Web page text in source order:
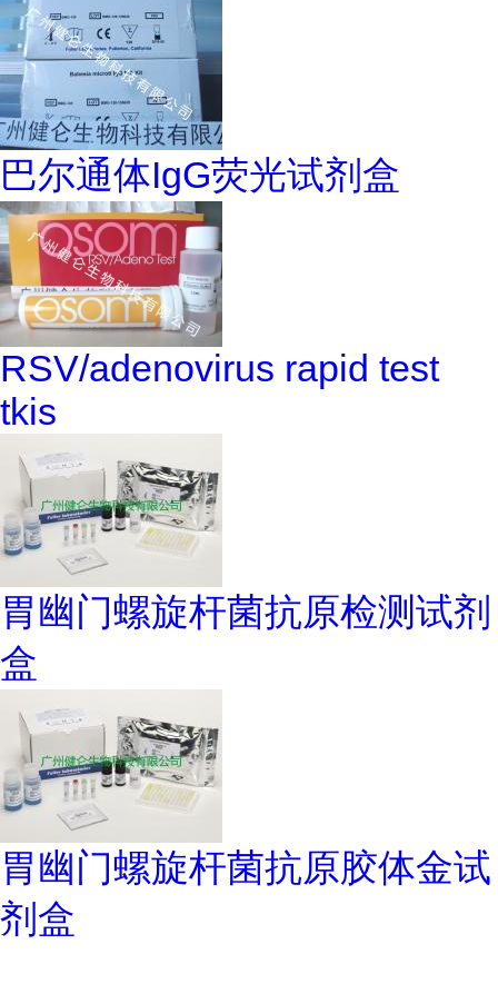
巴尔通体IgG荧光试剂盒
RSV/adenovirus rapid test
tkis
胃幽门螺旋杆菌抗原检测试剂
盒
胃幽门螺旋杆菌抗原胶体金试
剂盒